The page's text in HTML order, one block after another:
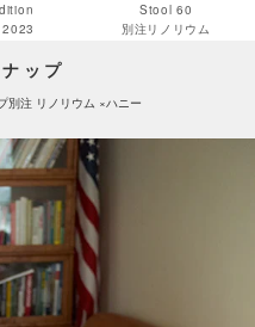
Stool 60
別注リノリウム
ティ
ップ
別注 リノリウム ×ハニー